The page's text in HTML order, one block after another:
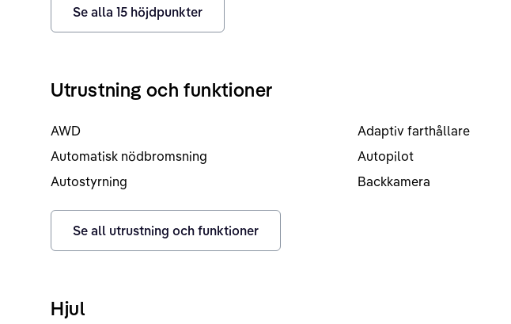
Se alla 15 höjdpunkter
Utrustning och funktioner
AWD
Adaptiv farthållare
Automatisk nödbromsning
Autopilot
Autostyrning
Backkamera
Se all utrustning och funktioner
Hjul